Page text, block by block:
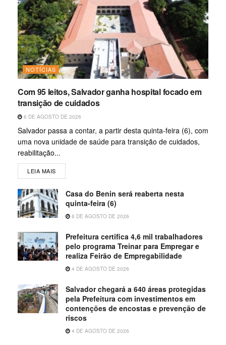
NOTÍCIAS
Com 95 leitos, Salvador ganha hospital focado em
transição de cuidados
6 DE AGOSTO DE 2026
Salvador passa a contar, a partir desta quinta-feira (6), com
uma nova unidade de saúde para transição de cuidados,
reabilitação...
LEIA MAIS
Casa do Benin será reaberta nesta
quinta-feira (6)
6 DE AGOSTO DE 2026
Prefeitura certifica 4,6 mil trabalhadores
pelo programa Treinar para Empregar e
realiza Feirão de Empregabilidade
4 DE AGOSTO DE 2026
Salvador chegará a 640 áreas protegidas
pela Prefeitura com investimentos em
contenções de encostas e prevenção de
riscos
4 DE AGOSTO DE 2026